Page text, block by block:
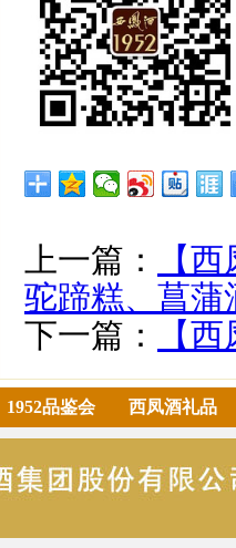
上一篇：
【
驼蹄糕、菖蒲
下一篇：
【
1952品鉴会 西凤酒礼品